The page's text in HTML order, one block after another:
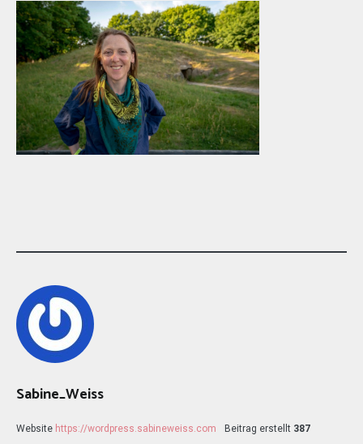
Sabine_Weiss
Website https://wordpress.sabineweiss.com Beitrag erstellt 387